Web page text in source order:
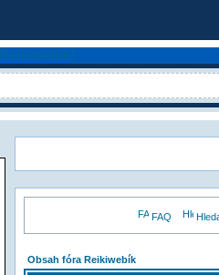
FAQ
Obsah fóra Reikiwebík